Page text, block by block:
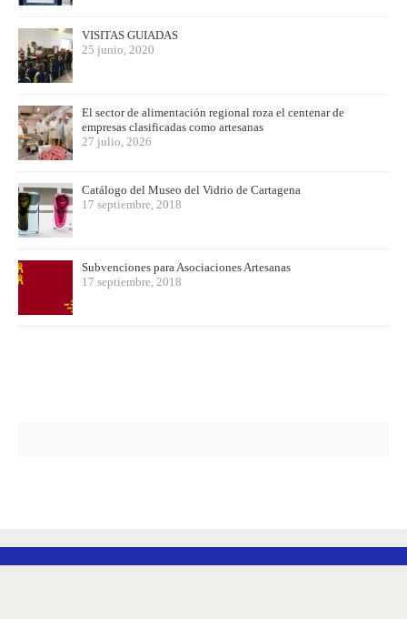
VISITAS GUIADAS
25 junio, 2020
El sector de alimentación regional roza el centenar de
empresas clasificadas como artesanas
27 julio, 2026
Catálogo del Museo del Vidrio de Cartagena
17 septiembre, 2018
Subvenciones para Asociaciones Artesanas
17 septiembre, 2018